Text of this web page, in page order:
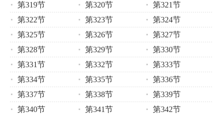
第319节
第320节
第321节
第322节
第323节
第324节
第325节
第326节
第327节
第328节
第329节
第330节
第331节
第332节
第333节
第334节
第335节
第336节
第337节
第338节
第339节
第340节
第341节
第342节